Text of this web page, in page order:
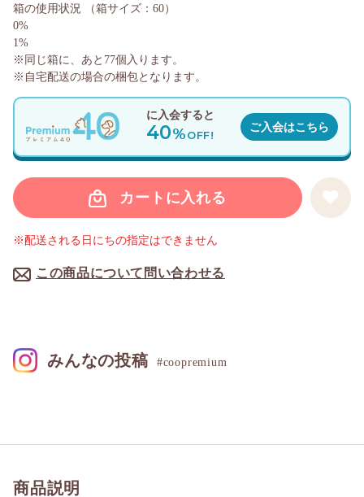
カートに入れる
この商品について問い合わせる
※配送される日にちの指定はできません
に入会すると
40%OFF!
ご入会はこちら
箱の使用状況
（箱サイズ：60）
0%
1%
※同じ箱に、あと 77個入ります。
※自宅配送の場合の梱包となります。
商品説明
みんなの投稿 #coopremium